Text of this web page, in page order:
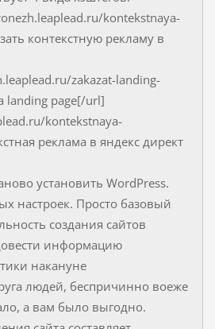
kontekstnaya-
контекстную рекламу в
zakazat-landing-
landing page[/url]
kontekstnaya-
реклама в яндекс директ
установить WordPress.
настроек. Просто базовый
создания сайтов
информацию
накануне
людей, беспричинно воеже
а вам было выгодно.